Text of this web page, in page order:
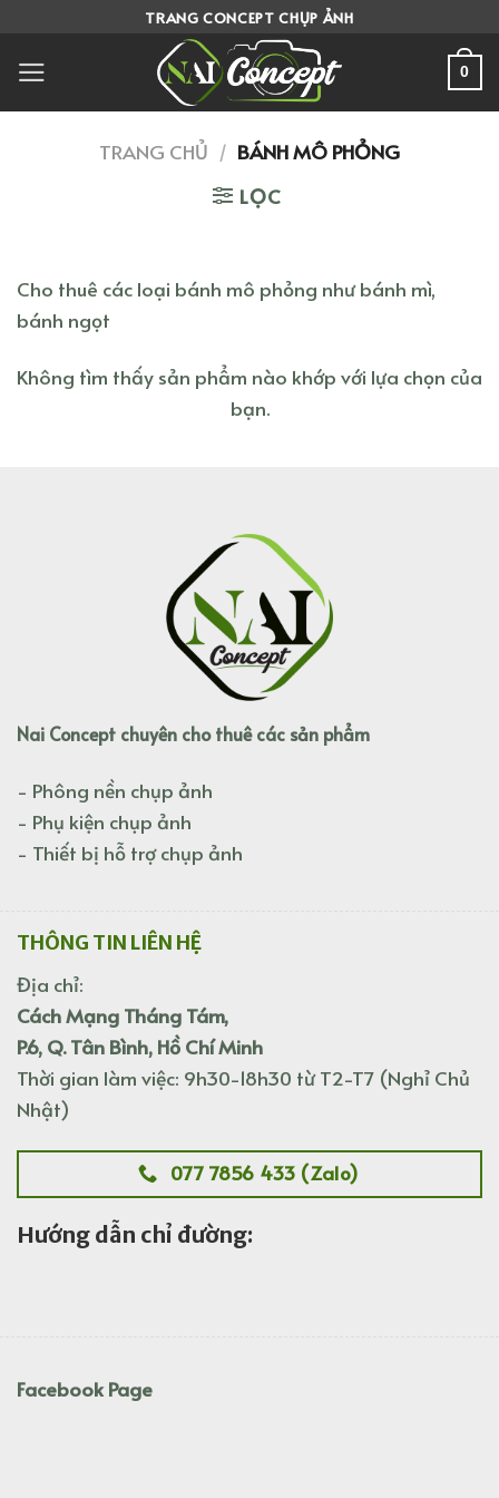
content
TRANG CONCEPT CHỤP ẢNH
0
TRANG CHỦ / BÁNH MÔ PHỎNG
LỌC
Cho thuê các loại bánh mô phỏng như bánh mì,
bánh ngọt
Không tìm thấy sản phẩm nào khớp với lựa chọn của
bạn.
Nai Concept chuyên cho thuê các sản phẩm
- Phông nền chụp ảnh
- Phụ kiện chụp ảnh
- Thiết bị hỗ trợ chụp ảnh
THÔNG TIN LIÊN HỆ
Địa chỉ:
Cách Mạng Tháng Tám,
P.6, Q. Tân Bình, Hồ Chí Minh
Thời gian làm việc: 9h30-18h30 từ T2-T7 (Nghỉ Chủ
Nhật)
077 7856 433 (Zalo)
Hướng dẫn chỉ đường:
Facebook Page